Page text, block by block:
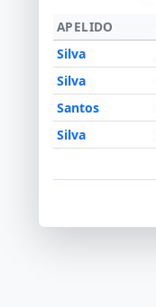
APELIDO
Silva
Silva
Santos
Silva